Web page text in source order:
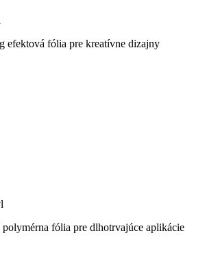
efektová fólia pre kreatívne dizajny
fólia pre dlhotrvajúce aplikácie